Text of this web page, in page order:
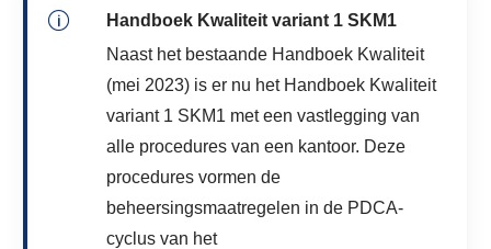
Handboek Kwaliteit variant 1 SKM1
Naast het bestaande Handboek Kwaliteit
(mei 2023) is er nu het Handboek Kwaliteit
variant 1 SKM1 met een vastlegging van
alle procedures van een kantoor. Deze
procedures vormen de
beheersingsmaatregelen in de PDCA-
cyclus van het